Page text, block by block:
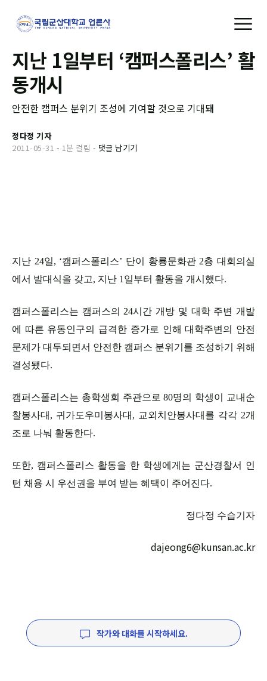
지난 1일부터 ‘캠퍼스폴리스’ 활
동개시
안전한 캠퍼스 분위기 조성에 기여할 것으로 기대돼
정다정 기자
2011-05-31 - 1분 걸림 - 댓글 남기기
지난 24일, ‘캠퍼스폴리스’ 단이 황룡문화관 2층 대회의실
에서 발대식을 갖고, 지난 1일부터 활동을 개시했다.
캠퍼스폴리스는 캠퍼스의 24시간 개방 및 대학 주변 개발
에 따른 유동인구의 급격한 증가로 인해 대학주변의 안전
문제가 대두되면서 안전한 캠퍼스 분위기를 조성하기 위해
결성됐다.
캠퍼스폴리스는 총학생회 주관으로 80명의 학생이 교내순
찰봉사대, 귀가도우미봉사대, 교외치안봉사대를 각각 2개
조로 나눠 활동한다.
또한, 캠퍼스폴리스 활동을 한 학생에게는 군산경찰서 인
턴 채용 시 우선권을 부여 받는 혜택이 주어진다.
정다정 수습기자
dajeong6@kunsan.ac.kr
작가와 대화를 시작하세요.